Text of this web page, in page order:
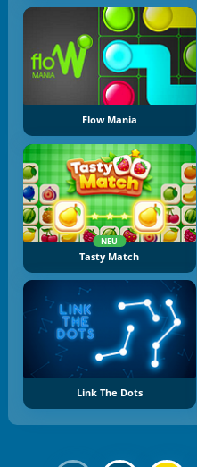
Flow Mania
NEU
Tasty Match
Link The Dots